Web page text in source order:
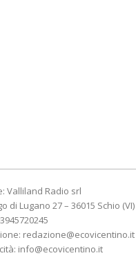
Valliland Radio srl
di Lugano 27 – 36015 Schio (VI)
redazione@ecovicentino.it
info@ecovicentino.it